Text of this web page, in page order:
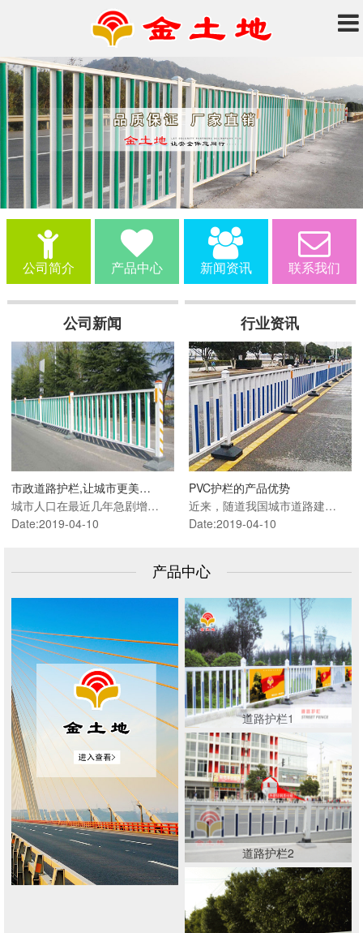
公司简介 产品中心 新闻资讯 联系我们
公司新闻
市政道路护栏,让城市更美…
城市人口在最近几年急剧增…
Date:2019-04-10
行业资讯
PVC护栏的产品优势
近来，随道我国城市道路建…
Date:2019-04-10
产品中心
道路护栏1
道路护栏2